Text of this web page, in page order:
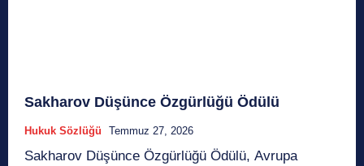
Sakharov Düşünce Özgürlüğü Ödülü
Hukuk Sözlüğü Temmuz 27, 2026
Sakharov Düşünce Özgürlüğü Ödülü, Avrupa